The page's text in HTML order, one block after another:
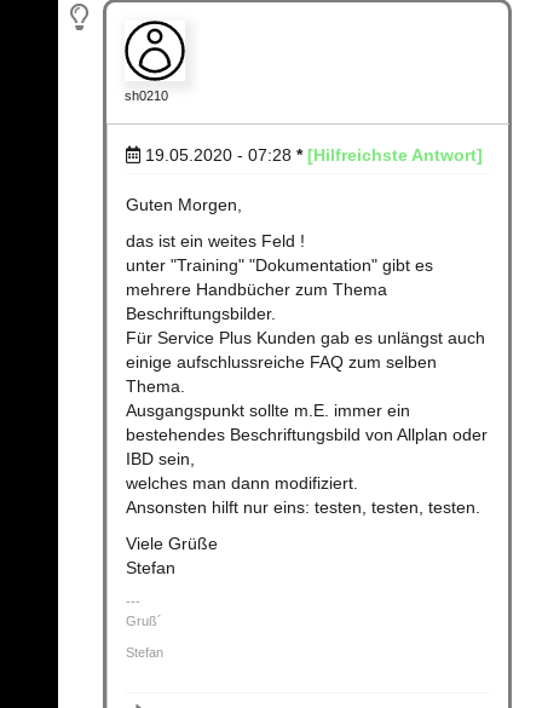
sh0210
19.05.2020 - 07:28 * [Hilfreichste Antwort]
Guten Morgen,
das ist ein weites Feld !
unter "Training" "Dokumentation" gibt es
mehrere Handbücher zum Thema
Beschriftungsbilder.
Für Service Plus Kunden gab es unlängst auch
einige aufschlussreiche FAQ zum selben
Thema.
Ausgangspunkt sollte m.E. immer ein
bestehendes Beschriftungsbild von Allplan oder
IBD sein,
welches man dann modifiziert.
Ansonsten hilft nur eins: testen, testen, testen.
Viele Grüße
Stefan
Gruß´
Stefan